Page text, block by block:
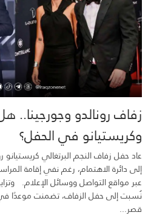
زفاف رونالدو
وكريستيانو في الحفل؟
عاد حفل زفاف النجم البرتغالي كريستيانو
إلى دائرة الاهتمام، رغم نفي إقامة
عبر مواقع التواصل ووسائل الإعلام.
نُسبت إلى حفل الزفاف، تضمنت موعدًا
قصر...